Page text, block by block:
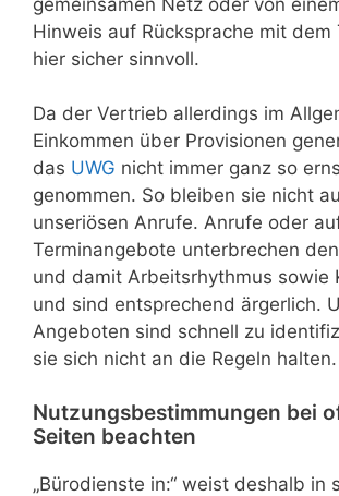
Hinweis auf Rücksprache mit dem
hier sicher sinnvoll.
Da der Vertrieb allerdings im
Einkommen über Provisionen
das UWG nicht immer ganz so
genommen. So bleiben sie nicht
unseriösen Anrufe. Anrufe oder
Terminangebote unterbrechen
und damit Arbeitsrhythmus sowie
und sind entsprechend ärgerlich.
Angeboten sind schnell zu
sie sich nicht an die Regeln halten.
Nutzungsbestimmungen bei
Seiten beachten
„Bürodienste in:“ weist deshalb in